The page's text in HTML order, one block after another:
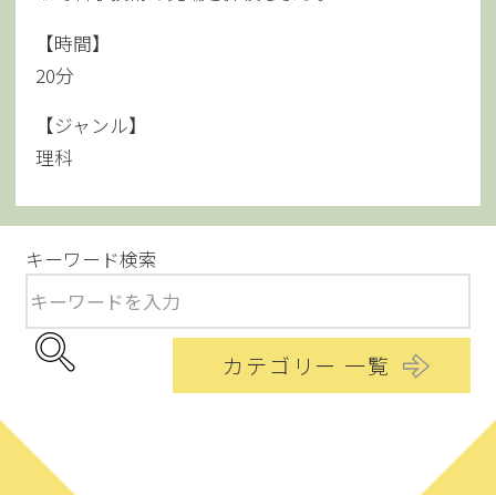
【時間】
20分
【ジャンル】
理科
キーワード検索
カテゴリー 一覧